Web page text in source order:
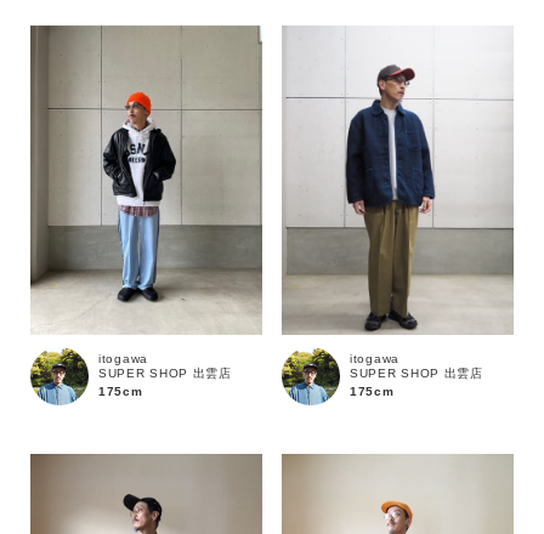
性別
KIDS
カテゴリ
ブランド
itogawa
SUPER SHOP 出雲店
175cm
itogawa
SUPER SHOP 出雲店
175cm